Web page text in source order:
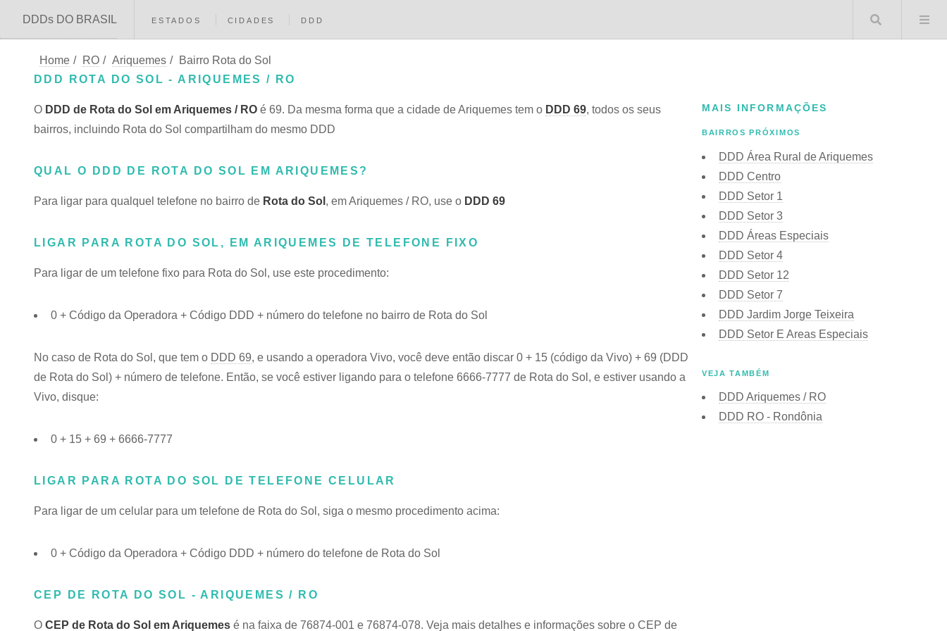
DDDs DO BRASIL ESTADOS CIDADES DDD Buscar
Home / RO / Ariquemes /
Bairro Rota do Sol
DDD ROTA DO SOL - ARIQUEMES / RO
O DDD de Rota do Sol em Ariquemes / RO é 69. Da mesma forma que a cidade de Ariquemes tem o DDD 69, todos os seus
bairros, incluindo Rota do Sol compartilham do mesmo DDD
QUAL O DDD DE ROTA DO SOL EM ARIQUEMES?
Para ligar para qualquel telefone no bairro de Rota do Sol , em Ariquemes / RO, use o DDD 69
LIGAR PARA ROTA DO SOL, EM ARIQUEMES DE TELEFONE FIXO
Para ligar de um telefone fixo para Rota do Sol, use este procedimento:
0 + Código da Operadora + Código DDD + número do telefone no bairro de Rota do Sol
No caso de Rota do Sol, que tem o DDD 69, e usando a operadora Vivo, você deve então discar 0 + 15 (código da Vivo) + 69 (DDD
de Rota do Sol) + número de telefone. Então, se você estiver ligando para o telefone 6666-7777 de Rota do Sol, e estiver usando a
Vivo, disque:
0 + 15 + 69 + 6666-7777
LIGAR PARA ROTA DO SOL DE TELEFONE CELULAR
Para ligar de um celular para um telefone de Rota do Sol, siga o mesmo procedimento acima:
0 + Código da Operadora + Código DDD + número do telefone de Rota do Sol
CEP DE ROTA DO SOL - ARIQUEMES / RO
O CEP de Rota do Sol em Ariquemes é na faixa de 76874-001 e 76874-078. Veja mais detalhes e informações sobre o CEP de
MAIS INFORMAÇÕES
BAIRROS PRÓXIMOS
DDD Área Rural de Ariquemes
DDD Centro
DDD Setor 1
DDD Setor 3
DDD Áreas Especiais
DDD Setor 4
DDD Setor 12
DDD Setor 7
DDD Jardim Jorge Teixeira
DDD Setor E Areas Especiais
VEJA TAMBÉM
DDD Ariquemes / RO
DDD RO - Rondônia